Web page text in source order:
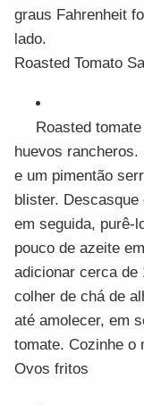
graus Fahrenheit
lado.
Roasted Tomato
Roasted
huevos
e um pimentão
blister. Descasque
em seguida, purê-
pouco de azeite
adicionar cerca de
colher de chá de
até amolecer, em
tomate. Cozinhe o
Ovos fritos